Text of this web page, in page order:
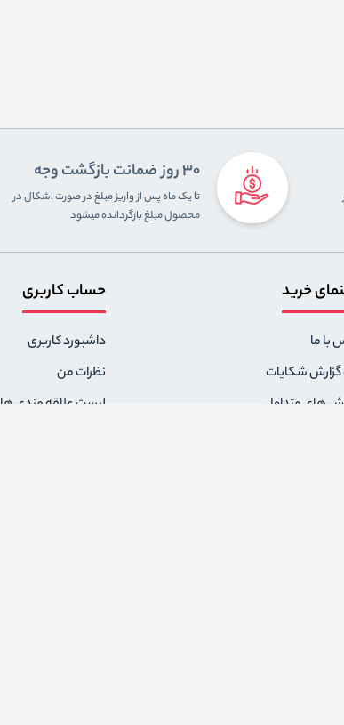
30 روز ضمانت بازگشت وجه
تا یک ماه پس از واریز مبلغ در صورت اشکال در
محصول مبلغ بازگردانده میشود
خرید
با ما
شکایات
های متداول
حساب کاربری
داشبورد کاربری
نظرات من
لیست علاقه مندی ها